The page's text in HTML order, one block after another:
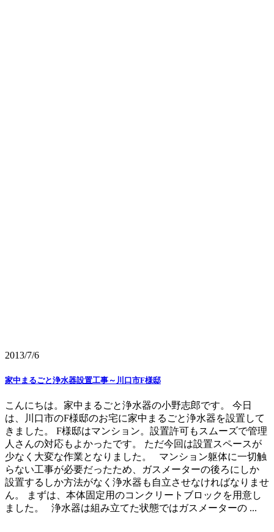
2013/7/6
家中まるごと浄水器設置工事～川口市F様邸
こんにちは。家中まるごと浄水器の小野志郎です。 今日
は、川口市のF様邸のお宅に家中まるごと浄水器を設置して
きました。 F様邸はマンション。設置許可もスムーズで管理
人さんの対応もよかったです。 ただ今回は設置スペースが
少なく大変な作業となりました。 マンション躯体に一切触
らない工事が必要だったため、ガスメーターの後ろにしか
設置するしか方法がなく浄水器も自立させなければなりませ
ん。 まずは、本体固定用のコンクリートブロックを用意し
ました。 浄水器は組み立てた状態ではガスメーターの ...